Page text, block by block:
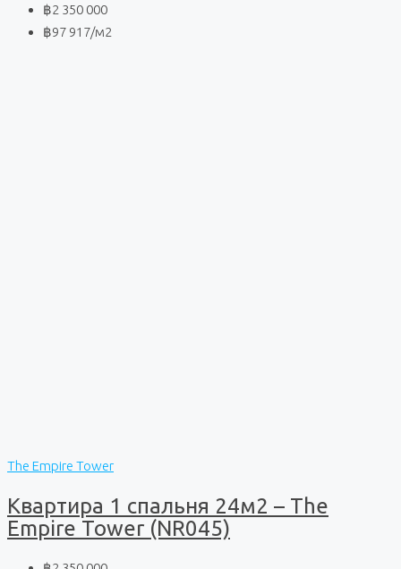
฿2 350 000
฿97 917/м2
The Empire Tower
Квартира 1 спальня 24м2 – The
Empire Tower (NR045)